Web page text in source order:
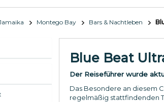
Montego Bay Bars & Nachtleben
Blue Beat
Der Reiseführer wurde
Das Besondere an diesem
regelmäßig stattfindenden